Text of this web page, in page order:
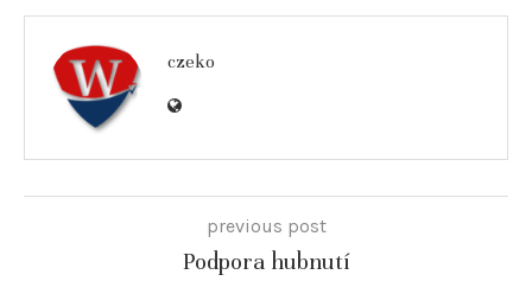
czeko
previous post
Podpora hubnutí